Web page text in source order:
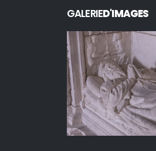
GALERIED'IMAGES